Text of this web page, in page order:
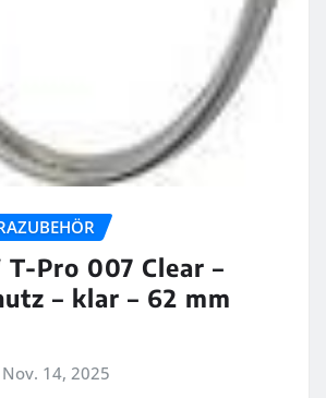
Pro 007 Clear –
– klar – 62 mm
Nov. 14, 2025